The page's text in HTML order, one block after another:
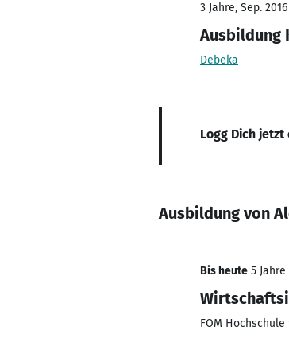
3 Jahre, Sep.
Ausbildung
Debeka
Logg Dich
Ausbildung von
Bis heute 5
FOM